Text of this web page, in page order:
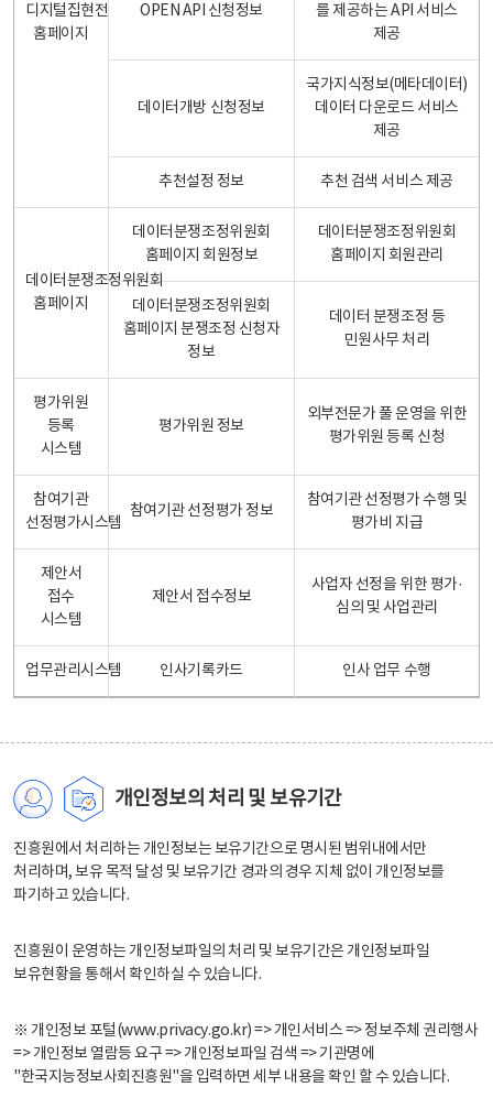
디지털집현전
홈페이지
OPEN API 신청정보
를 제공하는 API 서비스
제공
데이터개방 신청정보
국가지식정보(메타데이터)
데이터 다운로드 서비스
제공
추천설정 정보 추천 검색 서비스 제공
데이터분쟁조정위원회
홈페이지
데이터분쟁조정위원회
홈페이지 회원정보
데이터분쟁조정위원회
홈페이지 회원관리
데이터분쟁조정위원회
홈페이지 분쟁조정 신청자
정보
데이터 분쟁조정 등
민원사무 처리
평가위원
등록
시스템
평가위원 정보
외부전문가 풀 운영을 위한
평가위원 등록 신청
참여기관
선정평가시스템
참여기관 선정평가 정보
참여기관 선정평가 수행 및
평가비 지급
제안서
접수
시스템
제안서 접수정보
사업자 선정을 위한 평가·
심의 및 사업관리
업무관리시스템 인사기록카드 인사 업무 수행
개인정보의 처리 및 보유기간
진흥원에서 처리하는 개인정보는 보유기간으로 명시된 범위내에서만
처리하며, 보유 목적 달성 및 보유기간 경과의 경우 지체 없이 개인정보를
파기하고 있습니다.
진흥원이 운영하는 개인정보파일의 처리 및 보유기간은 개인정보파일
보유현황을 통해서 확인하실 수 있습니다.
※ 개인정보 포털(www.privacy.go.kr) => 개인서비스 => 정보주체 권리행사
=> 개인정보 열람등 요구 => 개인정보파일 검색 => 기관명에
"한국지능정보사회진흥원"을 입력하면 세부 내용을 확인 할 수 있습니다.